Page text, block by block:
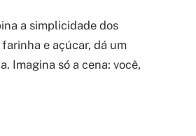
a simplicidade dos
e açúcar, dá um
Imagina só a cena: você,